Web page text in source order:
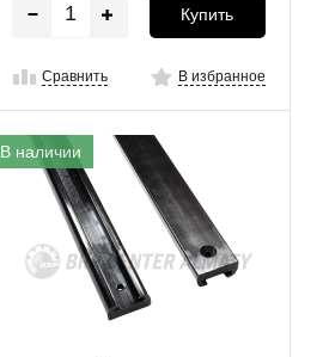
Купить
Сравнить В избранное
В наличии